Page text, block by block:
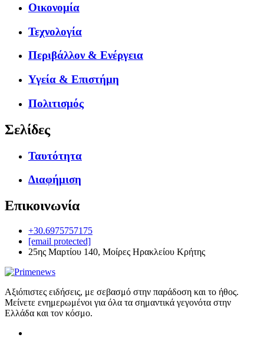
Οικονομία
Τεχνολογία
Περιβάλλον & Ενέργεια
Υγεία & Επιστήμη
Πολιτισμός
Σελίδες
Ταυτότητα
Διαφήμιση
Επικοινωνία
+30.6975757175
[email protected]
25ης Μαρτίου 140, Μοίρες Ηρακλείου Κρήτης
Αξιόπιστες ειδήσεις, με σεβασμό στην παράδοση και το ήθος.
Μείνετε ενημερωμένοι για όλα τα σημαντικά γεγονότα στην
Ελλάδα και τον κόσμο.